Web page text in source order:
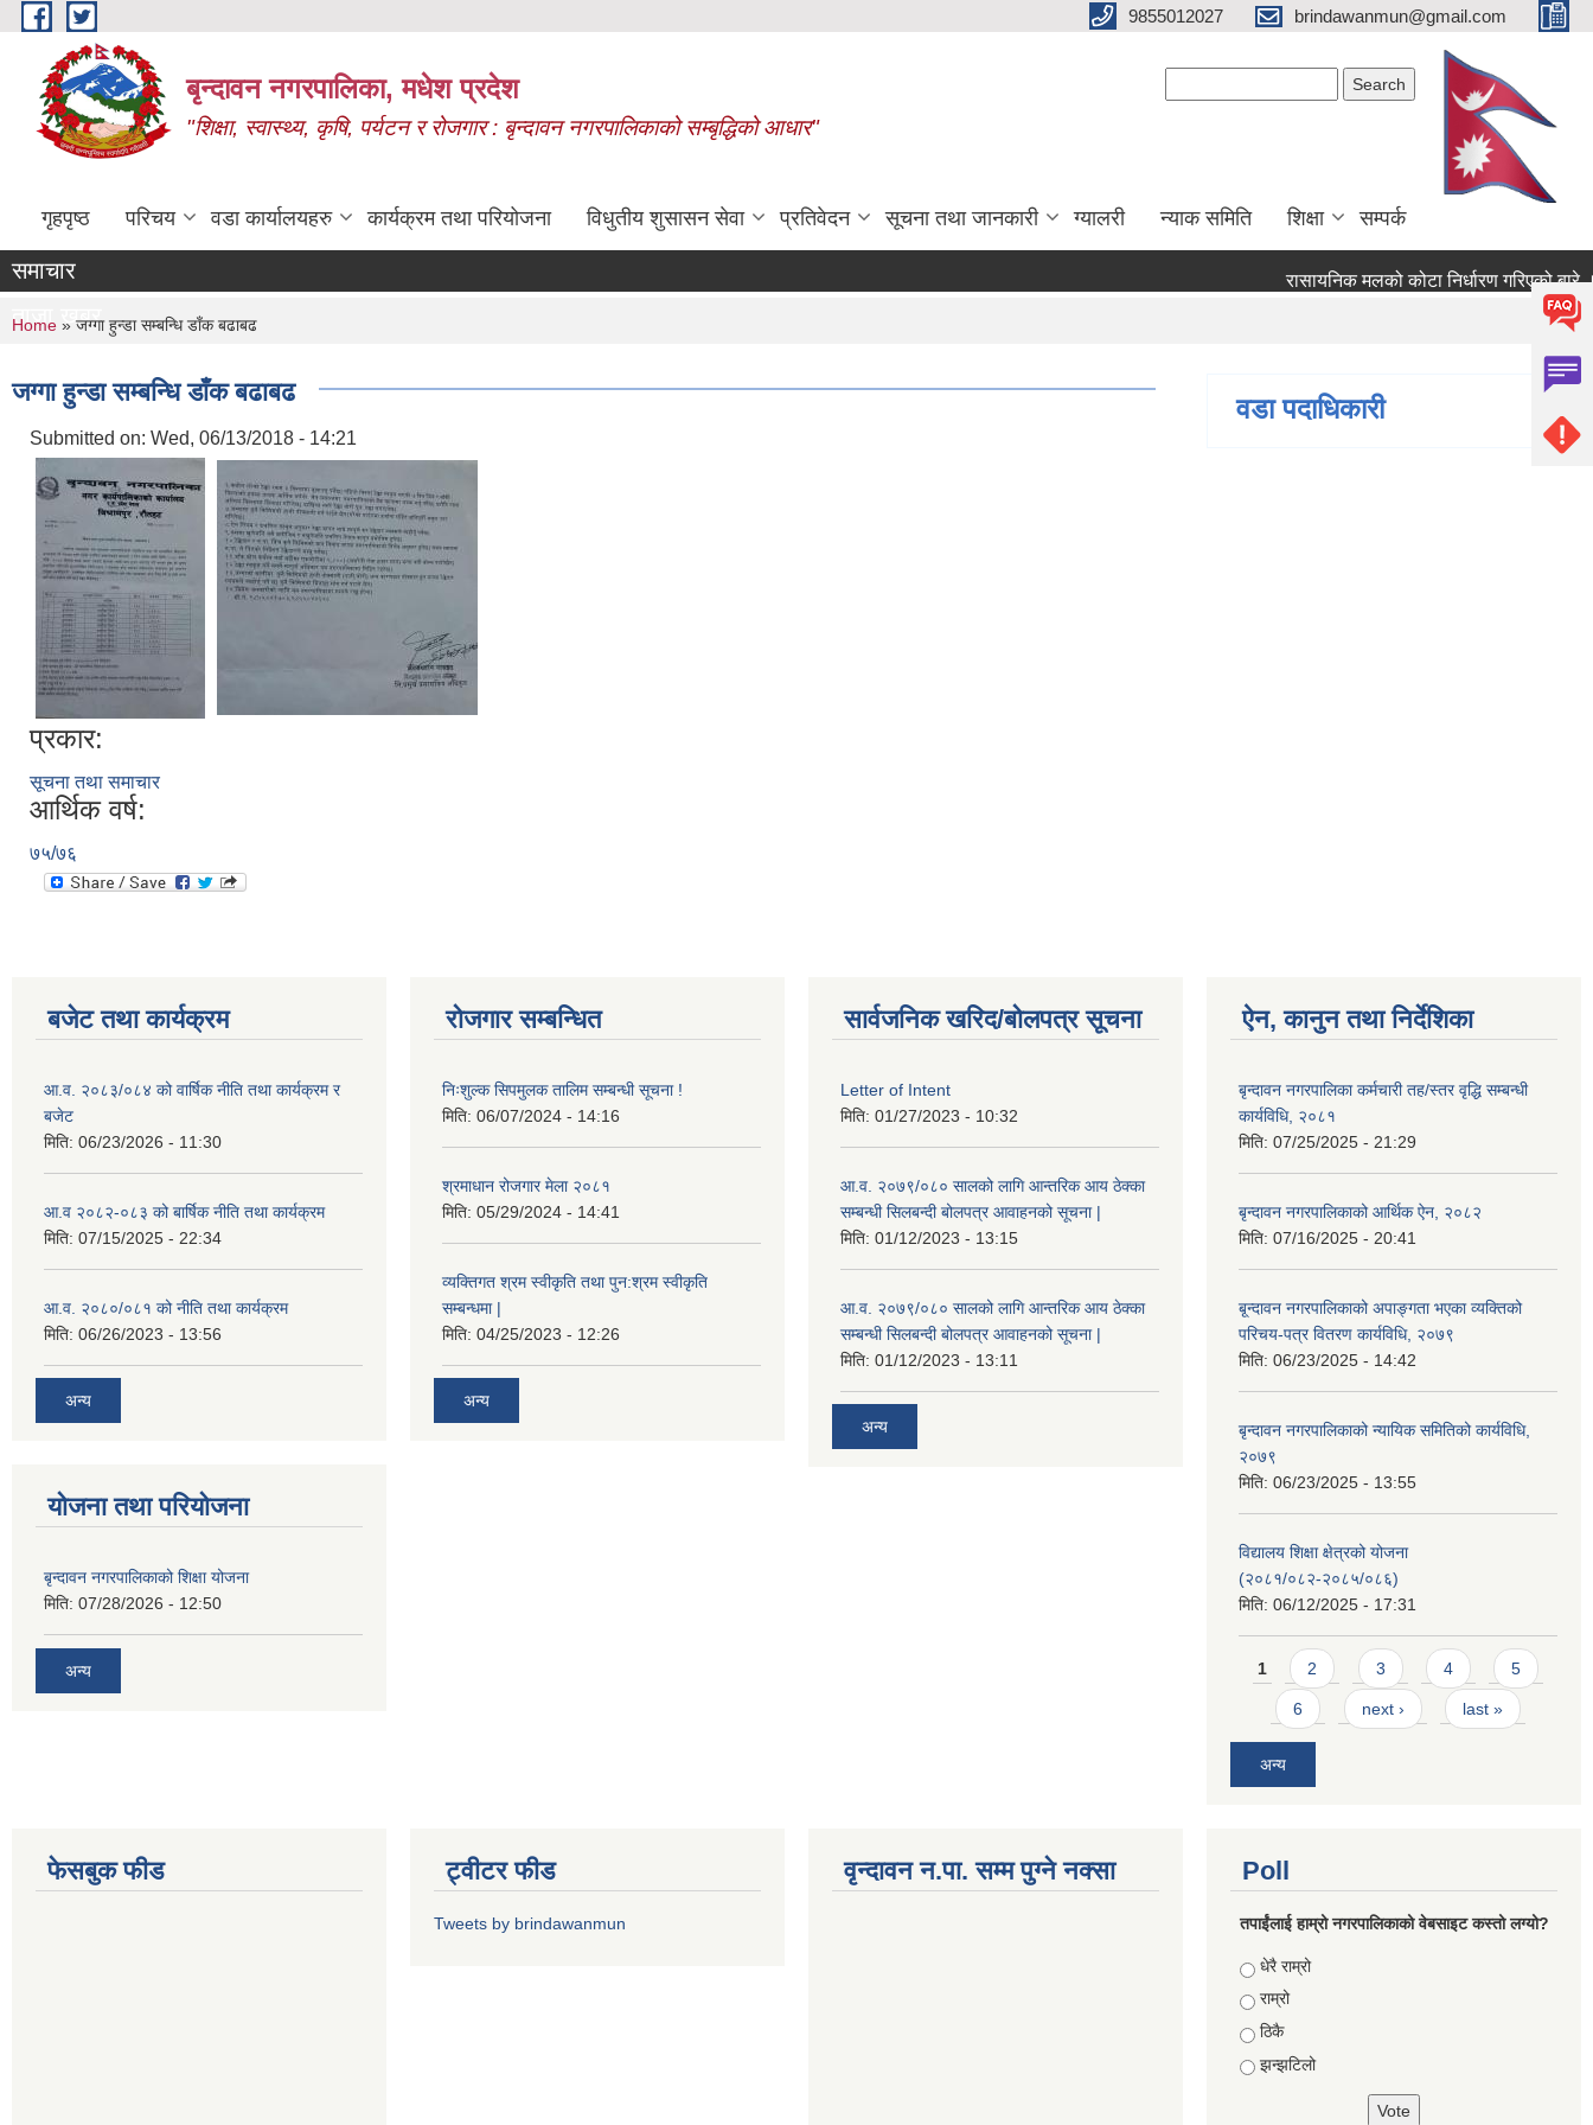
Skip to main content 9855012027 brindawanmun@gmail.com
बृन्दावन नगरपालिका, मधेश प्रदेश
"शिक्षा, स्वास्थ्य, कृषि, पर्यटन र रोजगार : बृन्दावन नगरपालिकाको सम्बृद्धिको आधार"
गृहपृष्ठ परिचय वडा कार्यालयहरु कार्यक्रम तथा परियोजना विधुतीय शुसासन सेवा प्रतिवेदन सूचना तथा जानकारी ग्यालरी न्याक समिति शिक्षा सम्पर्क
समाचार रासायनिक मलको कोटा निर्धारण गरिएको बारे ।
ताजा खबर
You are here
Home » जग्गा हुन्डा सम्बन्धि डाँक बढाबढ
जग्गा हुन्डा सम्बन्धि डाँक बढाबढ
Submitted on: Wed, 06/13/2018 - 14:21
प्रकार:
सूचना तथा समाचार
आर्थिक वर्ष:
७५/७६
वडा पदाधिकारी
बजेट तथा कार्यक्रम
आ.व. २०८३/०८४ को वार्षिक नीति तथा कार्यक्रम र
बजेट
मिति: 06/23/2026 - 11:30
आ.व २०८२-०८३ को बार्षिक नीति तथा कार्यक्रम
मिति: 07/15/2025 - 22:34
आ.व. २०८०/०८१ को नीति तथा कार्यक्रम
मिति: 06/26/2023 - 13:56
अन्य
योजना तथा परियोजना
बृन्दावन नगरपालिकाको शिक्षा योजना
मिति: 07/28/2026 - 12:50
अन्य
रोजगार सम्बन्धित
निःशुल्क सिपमुलक तालिम सम्बन्धी सूचना !
मिति: 06/07/2024 - 14:16
श्रमाधान रोजगार मेला २०८१
मिति: 05/29/2024 - 14:41
व्यक्तिगत श्रम स्वीकृति तथा पुन:श्रम स्वीकृति
सम्बन्धमा |
मिति: 04/25/2023 - 12:26
अन्य
सार्वजनिक खरिद/बोलपत्र सूचना
Letter of Intent
मिति: 01/27/2023 - 10:32
आ.व. २०७९/०८० सालको लागि आन्तरिक आय ठेक्का
सम्बन्धी सिलबन्दी बोलपत्र आवाहनको सूचना |
मिति: 01/12/2023 - 13:15
आ.व. २०७९/०८० सालको लागि आन्तरिक आय ठेक्का
सम्बन्धी सिलबन्दी बोलपत्र आवाहनको सूचना |
मिति: 01/12/2023 - 13:11
अन्य
ऐन, कानुन तथा निर्देशिका
बृन्दावन नगरपालिका कर्मचारी तह/स्तर वृद्धि सम्बन्धी
कार्यविधि, २०८१
मिति: 07/25/2025 - 21:29
बृन्दावन नगरपालिकाको आर्थिक ऐन, २०८२
मिति: 07/16/2025 - 20:41
बृ्न्दावन नगरपालिकाको अपाङ्गता भएका व्यक्तिको
परिचय-पत्र वितरण कार्यविधि, २०७९
मिति: 06/23/2025 - 14:42
बृन्दावन नगरपालिकाको न्यायिक समितिको कार्यविधि,
२०७९
मिति: 06/23/2025 - 13:55
विद्यालय शिक्षा क्षेत्रको योजना
(२०८१/०८२-२०८५/०८६)
मिति: 06/12/2025 - 17:31
Pages
1 2 3 4 5
6 next › last »
अन्य
फेसबुक फीड ट्वीटर फीड
Tweets by brindawanmun
वृन्दावन न.पा. सम्म पुग्ने नक्सा Poll
तपाईंलाई हाम्रो नगरपालिकाको वेबसाइट कस्तो लग्यो?
Choices
धेरै राम्रो
राम्रो
ठिकै
झन्झटिलो